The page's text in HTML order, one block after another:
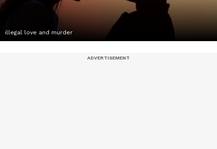
illegal love and murder